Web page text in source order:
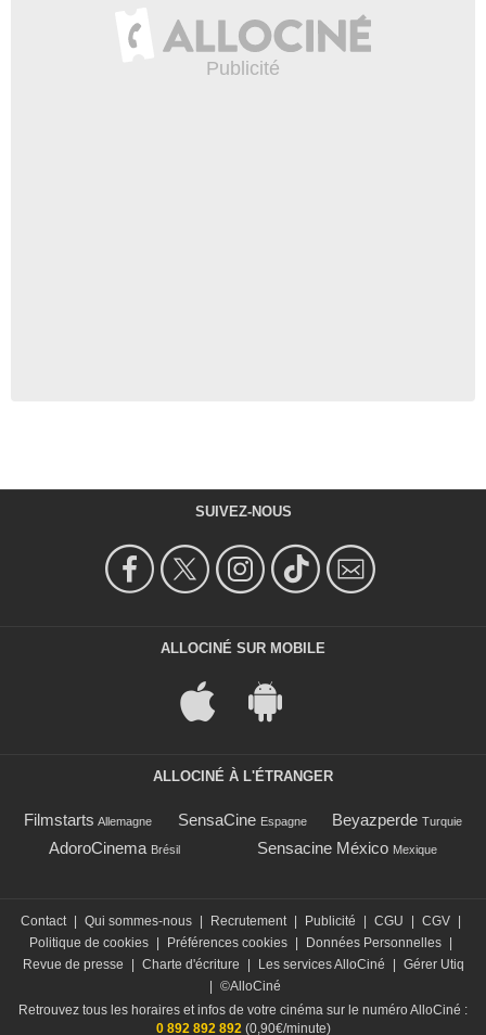
SUIVEZ-NOUS
ALLOCINÉ SUR MOBILE
ALLOCINÉ À L'ÉTRANGER
Filmstarts Allemagne SensaCine Espagne Beyazperde Turquie
AdoroCinema Brésil Sensacine México Mexique
Contact | Qui sommes-nous | Recrutement | Publicité | CGU | CGV |
Politique de cookies | Préférences cookies | Données Personnelles |
Revue de presse
| Charte d'écriture | Les services AlloCiné | Gérer Utiq
| ©AlloCiné
Retrouvez tous les horaires et infos de votre cinéma sur le numéro AlloCiné :
0 892 892 892 (0,90€/minute)